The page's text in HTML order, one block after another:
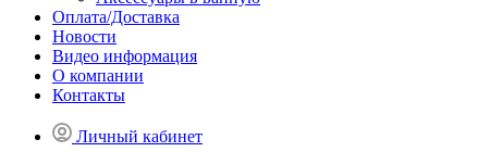
Оплата/Доставка
Новости
Видео информация
О компании
Контакты
Личный кабинет